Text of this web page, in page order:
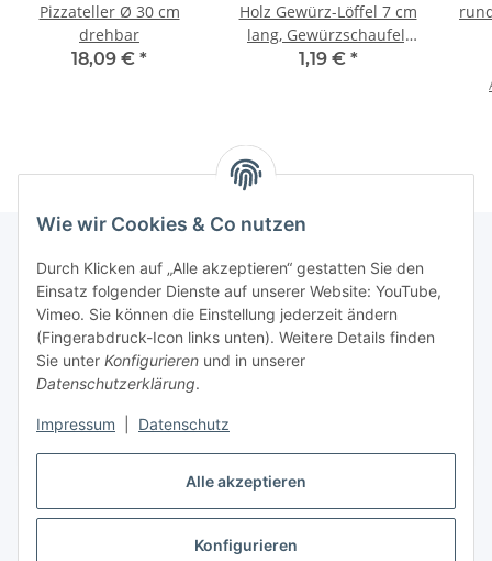
Alle akzeptieren
Konfigurieren
Wie wir Cookies & Co nutzen
Durch Klicken auf „Alle akzeptieren“ gestatten Sie den
Einsatz folgender Dienste auf unserer Website: YouTube,
Vimeo. Sie können die Einstellung jederzeit ändern
(Fingerabdruck-Icon links unten). Weitere Details finden
Sie unter Konfigurieren und in unserer
Datenschutzerklärung.
Impressum Datenschutz
Pizzateller Ø 30 cm
drehbar
18,09 € *
Holz Gewürz-Löffel 7 cm
lang, Gewürzschaufel,
Holzschaufel
1,19 € *
Informationen
Gesetzliche Informationen